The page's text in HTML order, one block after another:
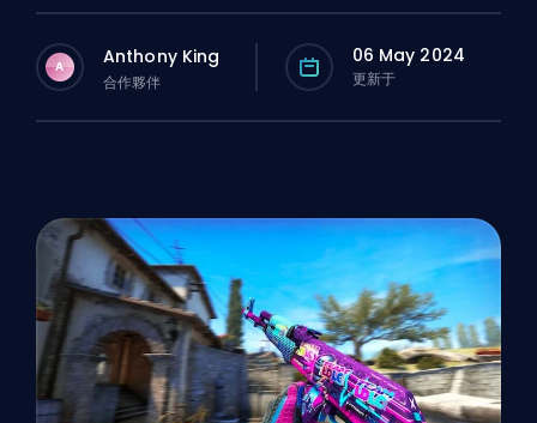
A Anthony King
合作夥伴
06 May 2024
更新于